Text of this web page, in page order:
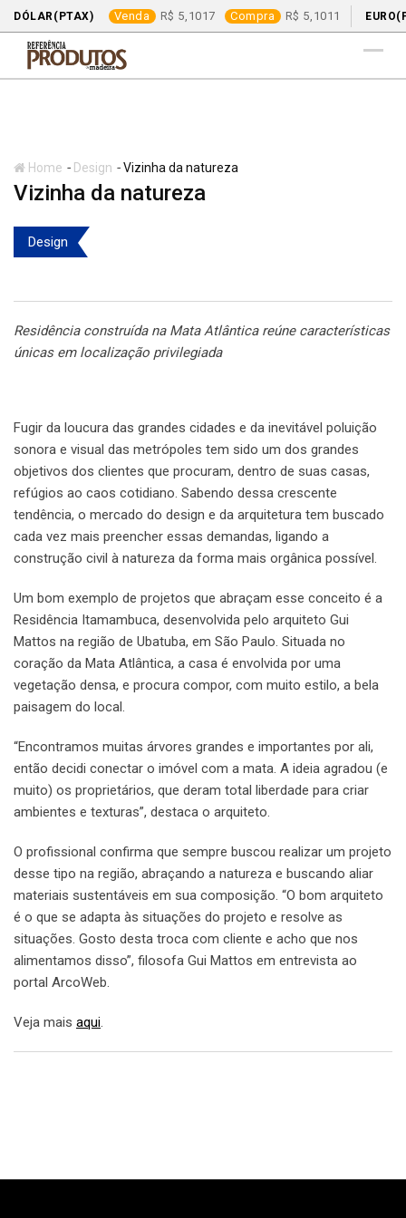
DÓLAR(PTAX) Venda 5,1017 Compra 5,1011
Home - Design -Vizinha da natureza
Vizinha da natureza
Design
Residência construída na Mata Atlântica reúne características
únicas em localização privilegiada
Fugir da loucura das grandes cidades e da inevitável poluição
sonora e visual das metrópoles tem sido um dos grandes
objetivos dos clientes que procuram, dentro de suas casas,
refúgios ao caos cotidiano. Sabendo dessa crescente
tendência, o mercado do design e da arquitetura tem buscado
cada vez mais preencher essas demandas, ligando a
construção civil à natureza da forma mais orgânica possível.
Um bom exemplo de projetos que abraçam esse conceito é a
Residência Itamambuca, desenvolvida pelo arquiteto Gui
Mattos na região de Ubatuba, em São Paulo. Situada no
coração da Mata Atlântica, a casa é envolvida por uma
vegetação densa, e procura compor, com muito estilo, a bela
paisagem do local.
“Encontramos muitas árvores grandes e importantes por ali,
então decidi conectar o imóvel com a mata. A ideia agradou (e
muito) os proprietários, que deram total liberdade para criar
ambientes e texturas”, destaca o arquiteto.
O profissional confirma que sempre buscou realizar um projeto
desse tipo na região, abraçando a natureza e buscando aliar
materiais sustentáveis em sua composição. “O bom arquiteto
é o que se adapta às situações do projeto e resolve as
situações. Gosto desta troca com cliente e acho que nos
alimentamos disso”, filosofa Gui Mattos em entrevista ao
portal ArcoWeb.
Veja mais aqui.